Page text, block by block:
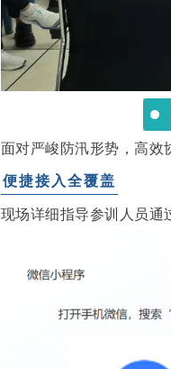
面对严峻防汛形势，高效
便捷接入全覆盖
现场详细指导参训人员通